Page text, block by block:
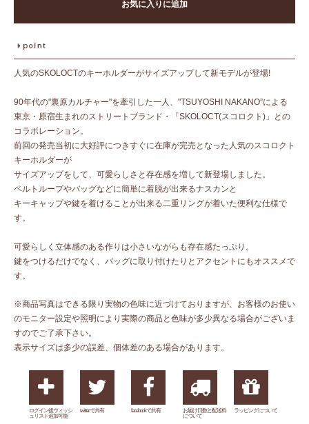
お気に入りに追加
人気のSKOLOCTのキーホルダーがサイズアップして新モデルが登場!
90年代の"裏原カルチャー"を牽引した一人、"TSUYOSHI NAKANO”による
東京・原宿生まれのストリートブランド・「SKOLOCT(スコロクト)」との
コラボレーション。
前回の発売当初に大好評につきすぐに在庫が完売となった人気のスコロクト
キーホルダーが
サイズアップをして、可愛らしさと存在感を増して新登場しました。
ベルトループやバッグなどに簡単に着脱が出来るナスカンと
キーキャップや鍵を着けることが出来る二重リングが着いた便利な仕様で
す。
可愛らしく立体感のある作りは小さいながらも存在感たっぷり。
鍵をつけるだけでなく、バッグに取り付けたりとアクセントにもオススメで
す。
※商品写真はできる限り実物の色味に近づけておりますが、お客様のお使い
のモニター設定や照明により実際の商品と色味が多少異なる場合がございま
すのでご了承下さい。
表示サイズは多少の誤差、個体差のある場合があります。
ログイン後ウィッシ
ュリスト追加可能
twitterで共有 facebookで共有
お届け日数と配送料
について
ラッピングについて